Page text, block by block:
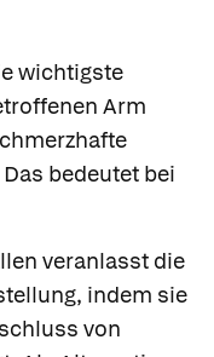
wichtigste
Arm
bedeutet bei
veranlasst die
indem sie
von